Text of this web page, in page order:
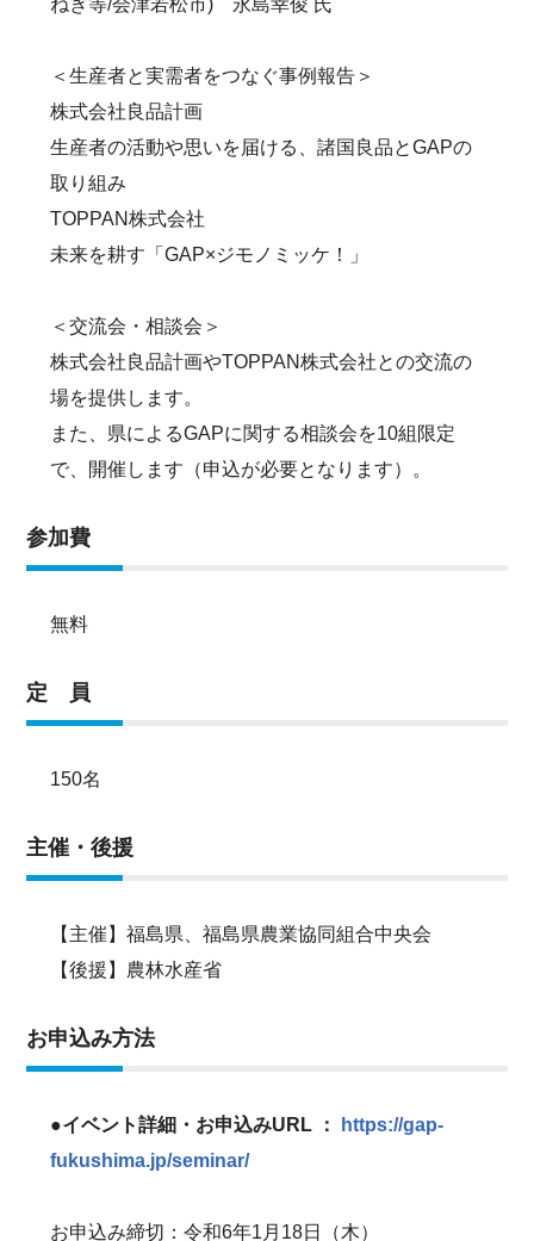
ねぎ等/会津若松市) 永島幸俊 氏
＜生産者と実需者をつなぐ事例報告＞
株式会社良品計画
生産者の活動や思いを届ける、諸国良品とGAPの
取り組み
TOPPAN株式会社
未来を耕す「GAP×ジモノミッケ！」
＜交流会・相談会＞
株式会社良品計画やTOPPAN株式会社との交流の
場を提供します。
また、県によるGAPに関する相談会を10組限定
で、開催します（申込が必要となります）。
参加費
無料
定 員
150名
主催・後援
【主催】福島県、福島県農業協同組合中央会
【後援】農林水産省
お申込み方法
●イベント詳細・お申込みURL ：
https://gap-
fukushima.jp/seminar/
お申込み締切：令和6年1月18日（木）